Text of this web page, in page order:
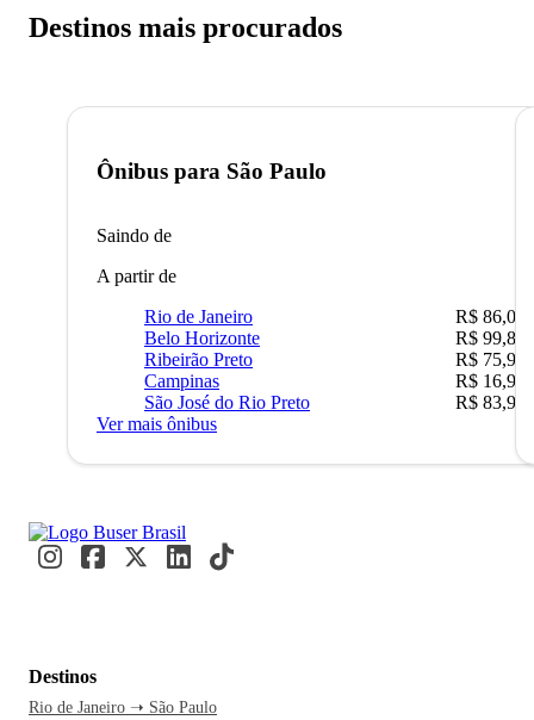
Destinos mais procurados
Ônibus para São Paulo
Saindo de
A partir de
Rio de Janeiro
R$ 86,00
Belo Horizonte
R$ 99,89
Ribeirão Preto
R$ 75,90
Campinas
R$ 16,90
São José do Rio Preto
R$ 83,90
Ver mais ônibus
Destinos
Rio de Janeiro ➝ São Paulo